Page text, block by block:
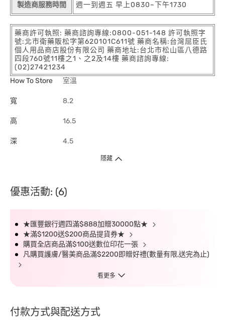
製造商服務時間 週一到週五 早上0830~下午1730
藥商許可執照: 藥商諮詢專線:0800-051-148 許可執照字
號:北市衛藥販松字第620101C611號 藥商名稱:台灣屈臣氏
個人用品商店股份有限公司 藥商地址:台北市松山區八德路
四段760號11樓之1、之2及14樓 藥商諮詢專線:
(02)27421234
How To Store
室溫
寬 8.2
高 16.5
深 4.5
隱藏
優惠活動: (6)
★匯豐銀行週四滿$888加贈30000點★
★滿$1200送$200商品提貨券★
購買全店商品滿$100送數位印花一張
凡購買護膚/醫美商品滿$2200即贈好禮(數量有限,送完為止)
看更多
付款方式與配送方式